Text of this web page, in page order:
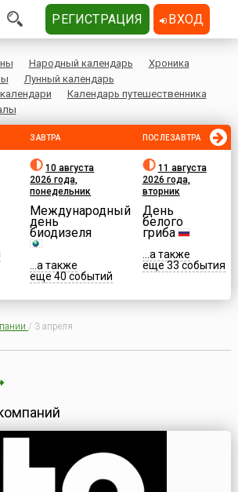
Народный календарь
Хроника
Лунный календарь
Календарь путешественника
ЗАВТРА
10 августа
2026 года,
понедельник
Международный
день
биодизеля
...а также
еще 40 событий
ПОСЛЕЗАВТРА
11 августа
2026 года,
вторник
День
белого
гриба
...а также
еще 33 события
/ 3 апреля
РЕГИСТРАЦИЯ ВХОД